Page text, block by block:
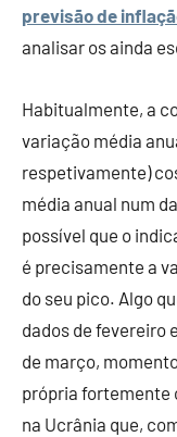
previsão de
analisar os ainda
Habitualmente, a
variação média
respetivamente)
média anual num
possível que o
é precisamente a
do seu pico. Algo
dados de fevereiro
de março,
própria fortemente
na Ucrânia que,